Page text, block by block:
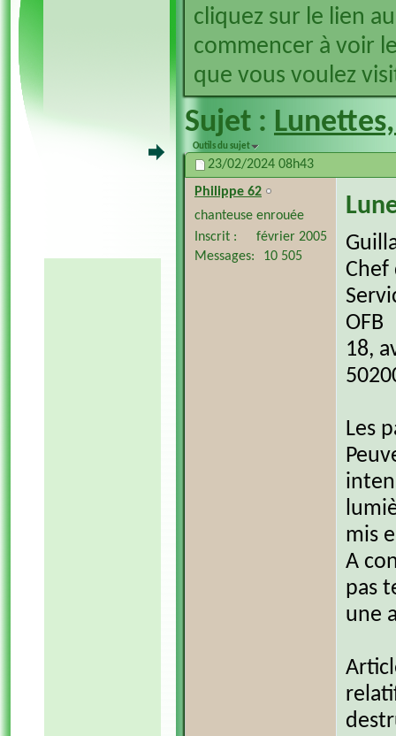
cliquez sur le lien
commencer à voir
que vous voulez
Sujet :
Outils du sujet
23/02/2024 08h43
Philippe 62
chanteuse enrouée
Inscrit
février 2005
Messages
10 505
Chef
OFB
18,
Les
mis
A
pas
une